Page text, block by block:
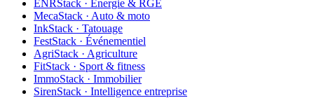
ENRStack · Énergie & RGE
MecaStack · Auto & moto
InkStack · Tatouage
FestStack · Événementiel
AgriStack · Agriculture
FitStack · Sport & fitness
ImmoStack · Immobilier
SirenStack · Intelligence entreprise